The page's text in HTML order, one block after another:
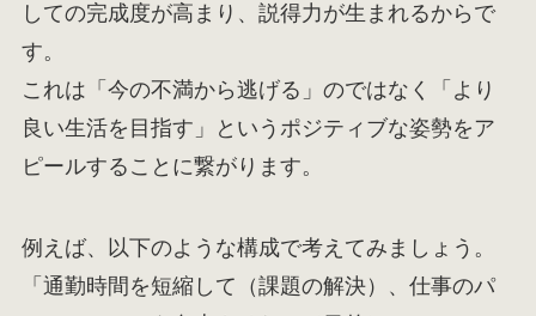
しての完成度が高まり、説得力が生まれるからで
す。
これは「今の不満から逃げる」のではなく「より
良い生活を目指す」というポジティブな姿勢をア
ピールすることに繋がります。
例えば、以下のような構成で考えてみましょう。
「通勤時間を短縮して（課題の解決）、仕事のパ